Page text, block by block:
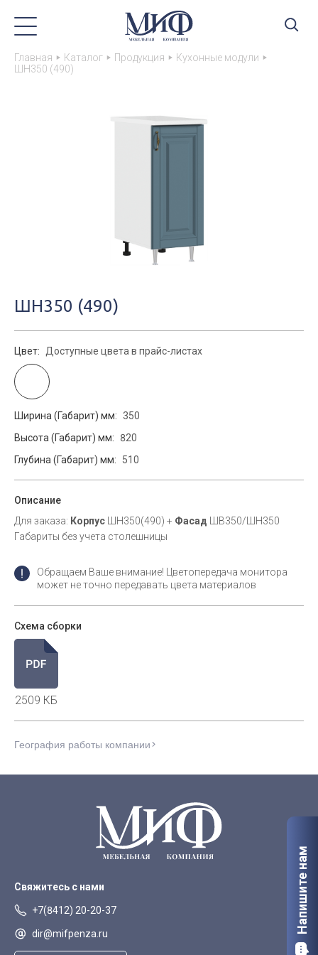
Главная Каталог Продукция
Кухонные модули
ШН350 (490)
ШН350 (490)
Цвет: Доступные цвета в прайс-листах
Ширина (Габарит) мм: 350
Высота (Габарит) мм:
820
Глубина (Габарит) мм:
510
Описание
Для заказа: Корпус ШН350(490) + Фасад ШВ350/ШН350
Габариты без учета столешницы
Обращаем Ваше внимание! Цветопередача монитора
может не точно передавать цвета материалов
Схема сборки
2509 КБ
География работы компании
Свяжитесь с нами
+7(8412) 20-20-37
dir@mifpenza.ru Напишите нам